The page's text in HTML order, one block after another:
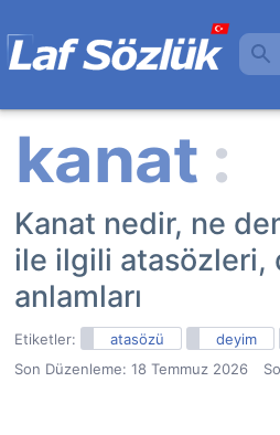
Kanat nedir, ne
ile ilgili atasözleri,
anlamları
Etiketler: atasözü deyim
Son Düzenleme: 18 Temmuz 2026